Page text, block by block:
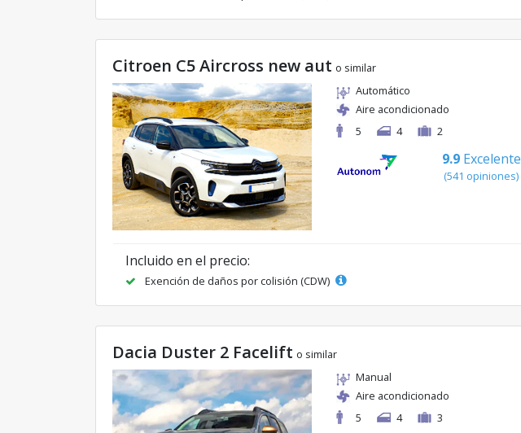
Citroen C5 Aircross new aut o similar
Automático
Aire acondicionado
5
4 2
9.9 Excelente
(541 opiniones)
Incluido en el precio:
Exención de daños por colisión (CDW)
Dacia Duster 2 Facelift o similar
Manual
Aire acondicionado
5
4 3